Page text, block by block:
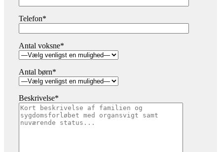
Telefon*
Antal voksne*
Antal børn*
Beskrivelse*